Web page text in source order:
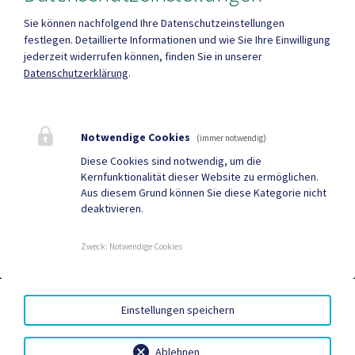
Quicklinks
Lipizzanerheimat App
Gemeindenachrichten
BARRIEREFREIHEIT| DATENSCHUTZ
IMPRESSUM
Sie können nachfolgend Ihre Datenschutzeinstellungen
festlegen. Detaillierte Informationen und wie Sie Ihre Einwilligung
jederzeit widerrufen können, finden Sie in unserer
Datenschutzerklärung.
Notwendige Cookies (immer notwendig)
Diese Cookies sind notwendig, um die
Kernfunktionalität dieser Website zu ermöglichen.
Aus diesem Grund können Sie diese Kategorie nicht
deaktivieren.
Zweck: Notwendige Cookies
Ablehnen
Einstellungen speichern